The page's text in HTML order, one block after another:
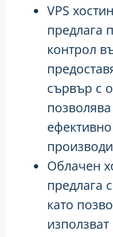
VPS
предлага
контрол
сървър с
Облачен
предлага
като